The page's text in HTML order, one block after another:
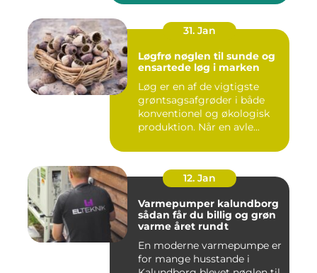
31. Jan
Løgfrø nøglen til sunde og
ensartede løg i marken
Løg er en af de vigtigste
grøntsagsafgrøder i både
konventionel og økologisk
produktion. Når en avle...
12. Jan
Varmepumper kalundborg
sådan får du billig og grøn
varme året rundt
En moderne varmepumpe er
for mange husstande i